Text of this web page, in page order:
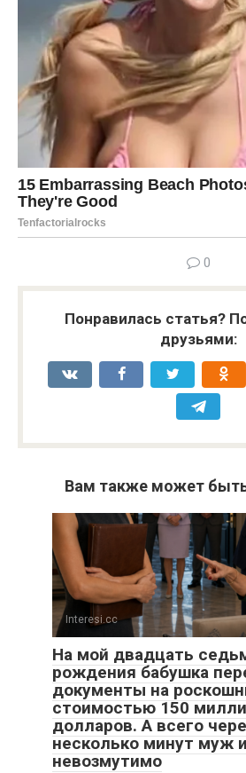
0
Понравилась статья?
друзьями:
Вам также может быть
Interesi.cc
На мой двадцать
рождения бабушка
документы на
стоимостью 150
долларов. А всего
несколько минут муж
невозмутимо